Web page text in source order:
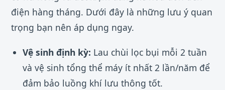
điện hàng tháng. Dưới đây là những lưu ý quan
trọng bạn nên áp dụng ngay.
Vệ sinh định kỳ: Lau chùi lọc bụi mỗi 2 tuần
và vệ sinh tổng thể máy ít nhất 2 lần/năm để
đảm bảo luồng khí lưu thông tốt.